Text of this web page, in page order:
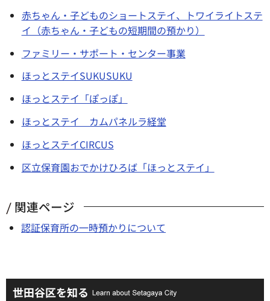
赤ちゃん・子どものショートステイ、トワイライトステ
イ（赤ちゃん・子どもの短期間の預かり）
ファミリー・サポート・センター事業
ほっとステイSUKUSUKU
ほっとステイ「ぽっぽ」
ほっとステイ カムパネルラ経堂
ほっとステイCIRCUS
区立保育園おでかけひろば「ほっとステイ」
関連ページ
認証保育所の一時預かりについて
世田谷区を知る